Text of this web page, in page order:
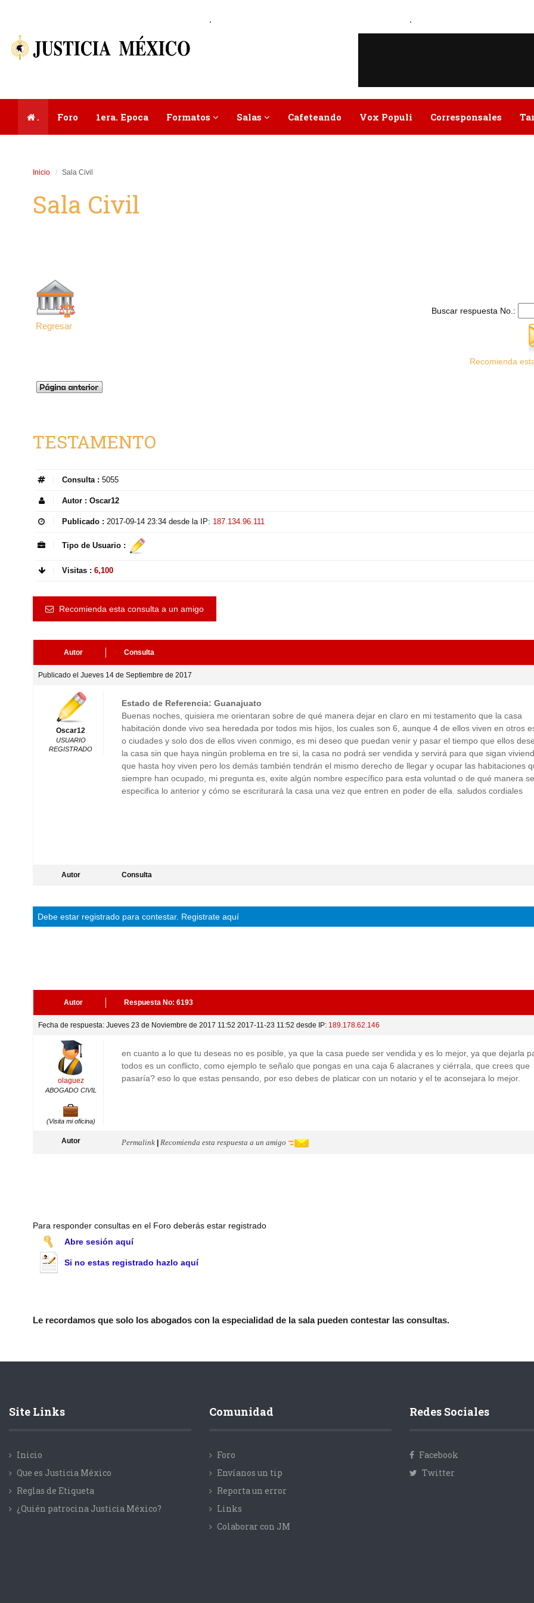
. .
. Foro 1era. Epoca Formatos Salas Cafeteando Vox Populi Corresponsales
Inicio Sala Civil
Sala Civil
Regresar
Buscar respuesta No.:
Recomienda
TESTAMENTO
Consulta : 5055
Autor : Oscar12
Publicado : 2017-09-14 23:34 desde la IP: 187.134.96.111
Tipo de Usuario :
Visitas : 6,100
Recomienda esta consulta a un amigo
Autor Consulta
Publicado el Jueves 14 de Septiembre de 2017
Oscar12
USUARIO
REGISTRADO
Estado de Referencia: Guanajuato
Buenas noches, quisiera me orientaran sobre de qué manera dejar en claro en mi testamento que la casa
habitación donde vivo sea heredada por todos mis hijos, los cuales son 6, aunque 4 de ellos viven en otros
o ciudades y solo dos de ellos viven conmigo, es mi deseo que puedan venir y pasar el tiempo que ellos
la casa sin que haya ningún problema en tre si, la casa no podrá ser vendida y servirá para que sigan
que hasta hoy viven pero los demás también tendrán el mismo derecho de llegar y ocupar las habitaciones
siempre han ocupado, mi pregunta es, exite algún nombre específico para esta voluntad o de qué manera se
especifica lo anterior y cómo se escriturará la casa una vez que entren en poder de ella. saludos cordiales
Autor Consulta
Debe estar registrado para contestar. Registrate aquí
Autor Respuesta No: 6193
Fecha de respuesta: Jueves 23 de Noviembre de 2017 11:52 2017-11-23 11:52 desde IP: 189.178.62.146
olaguez
ABOGADO CIVIL
(Visita mi oficina)
en cuanto a lo que tu deseas no es posible, ya que la casa puede ser vendida y es lo mejor, ya que dejarla
todos es un conflicto, como ejemplo te señalo que pongas en una caja 6 alacranes y ciérrala, que crees que
pasaría? eso lo que estas pensando, por eso debes de platicar con un notario y el te aconsejara lo mejor.
Autor Permalink Recomienda esta respuesta a un amigo
Para responder consultas en el Foro deberás estar registrado
Abre sesión aquí
Si no estas registrado hazlo aquí
Le recordamos que solo los abogados con la especialidad de la sala pueden contestar las consultas.
Site Links
Inicio
Que es Justicia México
Reglas de Etiqueta
¿Quién patrocina Justicia México?
Comunidad
Foro
Envíanos un tip
Reporta un error
Links
Colaborar con JM
Redes Sociales
Facebook
Twitter